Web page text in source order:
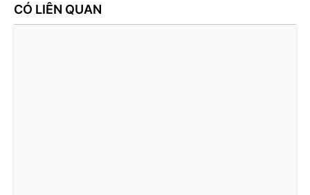
CÓ LIÊN QUAN